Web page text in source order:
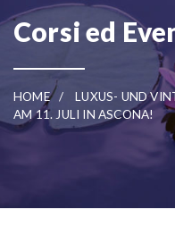
Corsi ed
HOME
LUXUS- UND
AM 11. JULI IN ASCONA!